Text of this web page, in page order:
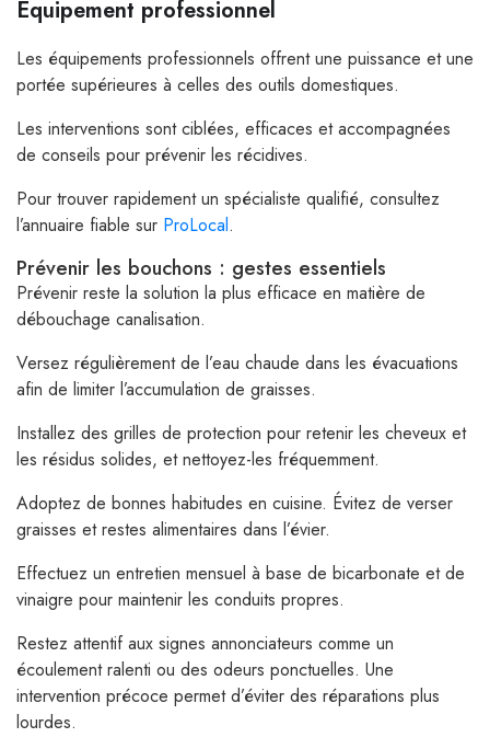
Équipement professionnel
Les équipements professionnels offrent une puissance et une
portée supérieures à celles des outils domestiques.
Les interventions sont ciblées, efficaces et accompagnées
de conseils pour prévenir les récidives.
Pour trouver rapidement un spécialiste qualifié, consultez
l’annuaire fiable sur ProLocal.
Prévenir les bouchons : gestes essentiels
Prévenir reste la solution la plus efficace en matière de
débouchage canalisation.
Versez régulièrement de l’eau chaude dans les évacuations
afin de limiter l’accumulation de graisses.
Installez des grilles de protection pour retenir les cheveux et
les résidus solides, et nettoyez-les fréquemment.
Adoptez de bonnes habitudes en cuisine. Évitez de verser
graisses et restes alimentaires dans l’évier.
Effectuez un entretien mensuel à base de bicarbonate et de
vinaigre pour maintenir les conduits propres.
Restez attentif aux signes annonciateurs comme un
écoulement ralenti ou des odeurs ponctuelles. Une
intervention précoce permet d’éviter des réparations plus
lourdes.